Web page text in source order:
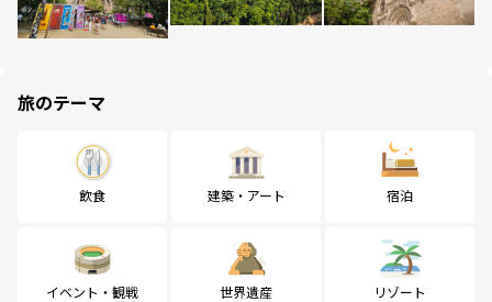
旅のテーマ
飲食 建築・アート 宿泊
イベント・観戦 世界遺産 リゾート